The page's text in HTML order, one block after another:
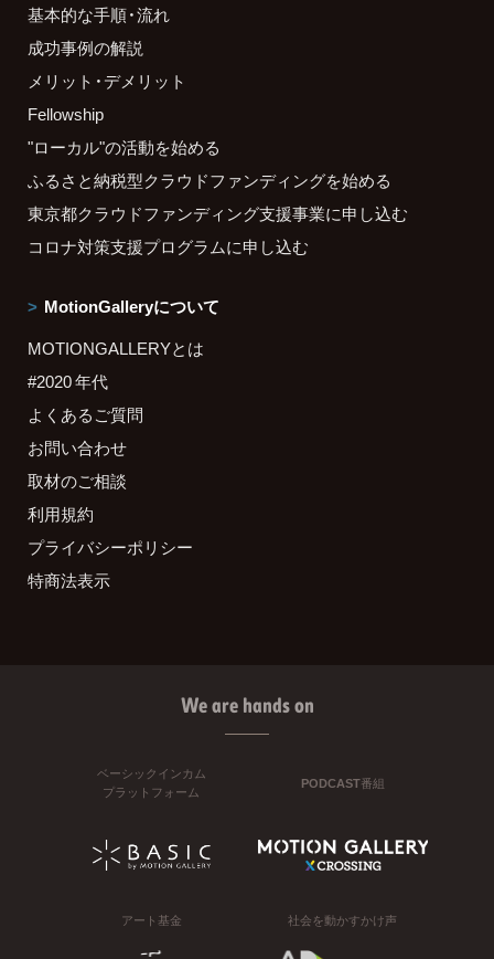
基本的な手順・流れ
成功事例の解説
メリット・デメリット
Fellowship
"ローカル"の活動を始める
ふるさと納税型クラウドファンディングを始める
東京都クラウドファンディング支援事業に申し込む
コロナ対策支援プログラムに申し込む
MotionGalleryについて
MOTIONGALLERYとは
#2020 年代
よくあるご質問
お問い合わせ
取材のご相談
利用規約
プライバシーポリシー
特商法表示
We are hands on
ベーシックインカム
プラットフォーム
PODCAST番組
アート基金 社会を動かすかけ声